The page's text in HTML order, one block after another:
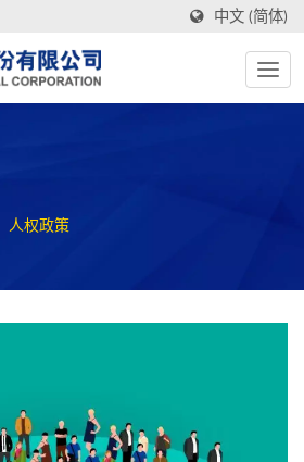
中文 (简体)
人权政策